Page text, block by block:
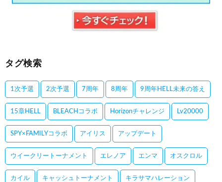
タグ検索
1次予選 2次予選 7周年 8周年 9周年HELL未来の答え
15章HELL BLEACHコラボ Horizonチャレンジ Lv20000
SPY×FAMILYコラボ アイリス アップデート
ウイークリートーナメント エレノア エンマ オスクロル
カイル キャッシュトーナメント キラサマハレーション